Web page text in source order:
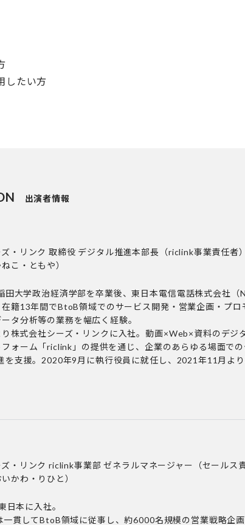
したい方
出演者情報
・リンク 取締役 デジタル推進本部長（riclink事業責任者）
ねこ・ともや）
田大学政治経済学部を卒業後、東日本電信電話株式会社（
籍13年間でBtoB領域でのサービス開発・営業企画・プロ
タ分析等の業務を幅広く経験。
株式会社シーズ・リンクに入社。動画×Web×資料のデジ
フォーム「riclink」の提供を通じ、企業のあらゆる場面で
を支援。2020年9月に執行役員に就任し、2021年11月よ
・リンク riclink事業部 ゼネラルマネージャー（セールス責
いかわ・りひと）
日本に入社。
一貫してBtoB領域に従事し、約6000名規模の営業戦略企